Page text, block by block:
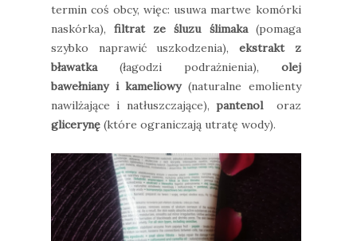
termin coś obcy, więc: usuwa martwe komórki
naskórka),filtrat ze śluzu ślimaka(pomaga
szybko naprawić uszkodzenia), ekstrakt z
bławatka(łagodzi podrażnienia), olej
bawełniany i kameliowy(naturalne emolienty
nawilżające i natłuszczające), pantenoloraz
glicerynę (które ograniczają utratę wody).